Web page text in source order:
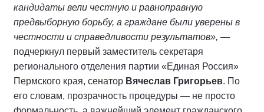
кандидаты вели честную и равноправную
предвыборную борьбу, а граждане были уверены в
честности и справедливости результатов», —
подчеркнул первый заместитель секретаря
регионального отделения партии «Единая Россия»
Пермского края, сенатор Вячеслав Григорьев. По
его словам, прозрачность процедуры — не просто